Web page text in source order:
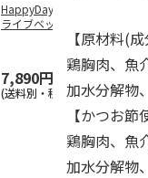
HappyDays 2wayド
ライブベッド グレ
7,890円
(送料別・税込)
イレ
レー
(送料
【原材料(
鶏胸肉、魚
加水分解物
【かつお節
鶏胸肉、魚
加水分解物